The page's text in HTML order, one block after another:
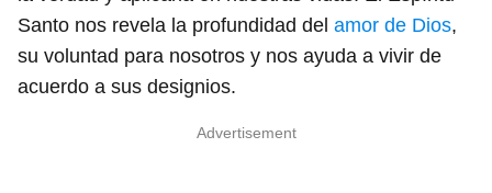
Santo nos revela la profundidad del amor de Dios,
su voluntad para nosotros y nos ayuda a vivir de
acuerdo a sus designios.
Advertisement